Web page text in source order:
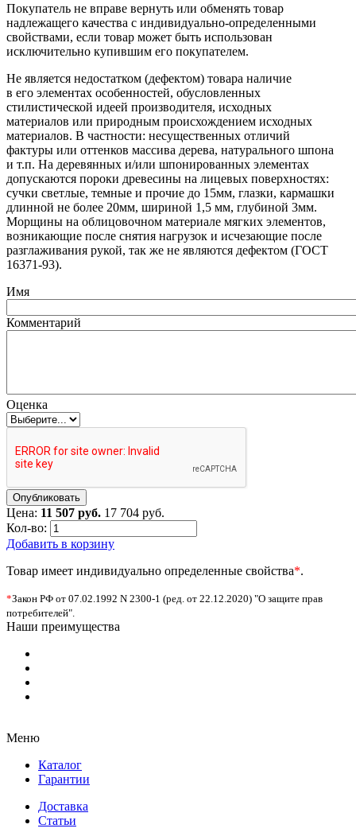
Покупатель не вправе вернуть или обменять товар
надлежащего качества с индивидуально-определенными
свойствами, если товар может быть использован
исключительно купившим его покупателем.
Не является недостатком (дефектом) товара наличие
в его элементах особенностей, обусловленных
стилистической идеей производителя, исходных
материалов или природным происхождением исходных
материалов. В частности: несущественных отличий
фактуры или оттенков массива дерева, натурального шпона
и т.п. На деревянных и/или шпонированных элементах
допускаются пороки древесины на лицевых поверхностях:
сучки светлые, темные и прочие до 15мм, глазки, кармашки
длинной не более 20мм, шириной 1,5 мм, глубиной 3мм.
Морщины на облицовочном материале мягких элементов,
возникающие после снятия нагрузок и исчезающие после
разглаживания рукой, так же не являются дефектом (ГОСТ
16371-93).
Имя
Комментарий
Оценка
Цена: 11 507 руб. 17 704 руб.
Кол-во:
Добавить в корзину
Товар имеет индивидуально определенные свойства*.
*Закон РФ от 07.02.1992 N 2300-1 (ред. от 22.12.2020) "О защите прав
потребителей".
Наши преимущества
Меню
Каталог
Гарантии
Доставка
Статьи